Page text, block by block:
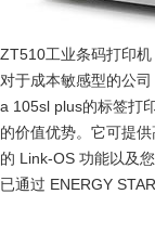
ZT510工业条码打印机
对于成本敏感型的公
a 105sl plus的标签打
的价值优势。它可提
的 Link-OS 功能以及
已通过 ENERGY